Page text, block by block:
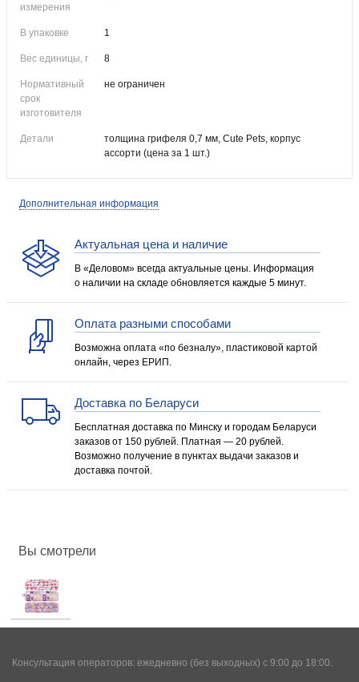
измерения
В упаковке 1
Вес единицы, г 8
Нормативный
срок
изготовителя
не ограничен
Детали
толщина грифеля 0,7 мм, Cute Pets, корпус
ассорти (цена за 1 шт.)
Дополнительная информация
Актуальная цена и наличие
В «Деловом» всегда актуальные цены. Информация
о наличии на складе обновляется каждые 5 минут.
Оплата разными способами
Возможна оплата «по безналу», пластиковой картой
онлайн, через ЕРИП.
Доставка по Беларуси
Бесплатная доставка по Минску и городам Беларуси
заказов от 150 рублей. Платная — 20 рублей.
Возможно получение в пунктах выдачи заказов и
доставка почтой.
Вы смотрели
Консультация операторов: ежедневно (без выходных) с 9:00 до 18:00.